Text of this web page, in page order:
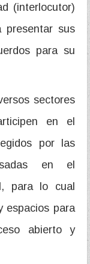
(interlocutor)
presentar sus
para su
sectores
en el
por las
en el
para lo cual
espacios para
abierto y